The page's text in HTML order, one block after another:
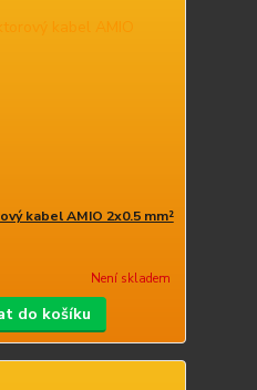
kabel AMIO 2x0.5 mm²
Není skladem
do košíku